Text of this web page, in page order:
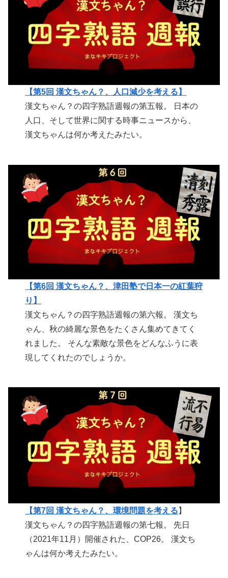
【第5回 漢文ちゃん？、人口減少を考える】
漢文ちゃん？の四字熟語週報の第五報。 日本の
人口、そして世界に関する時事ニュースから、
漢文ちゃんは何か考えたみたい。
【第6回 漢文ちゃん？、津田塾で日本一の紅葉狩
り】
漢文ちゃん？の四字熟語週報の第六報。 漢文ち
ゃん、秋の綺麗な景色をたくさん集めてきてく
れました。 そんな素敵な景色をどんなふうに表
現してくれたのでしょうか。
【第7回 漢文ちゃん？、環境問題を考える 】
漢文ちゃん？の四字熟語週報の第七報。 先日
（2021年11月）開催された、COP26。 漢文ち
ゃんは何か考えたみたい。